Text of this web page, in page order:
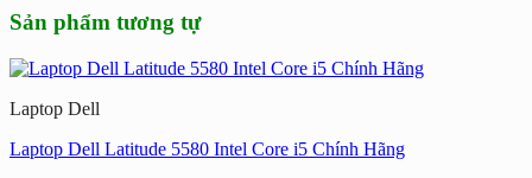
Sản phẩm tương tự
Laptop Dell
Laptop Dell Latitude 5580 Intel Core i5 Chính Hãng